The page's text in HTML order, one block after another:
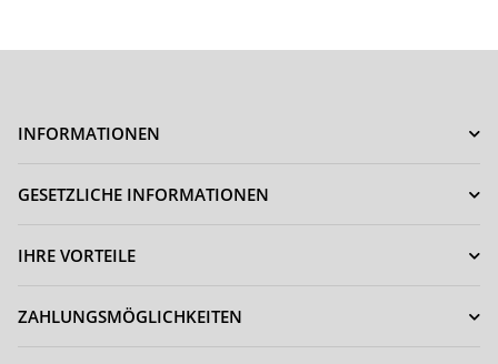
INFORMATIONEN
GESETZLICHE INFORMATIONEN
IHRE VORTEILE
ZAHLUNGSMÖGLICHKEITEN